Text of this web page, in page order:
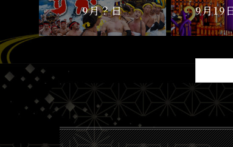
9月？日
9月19